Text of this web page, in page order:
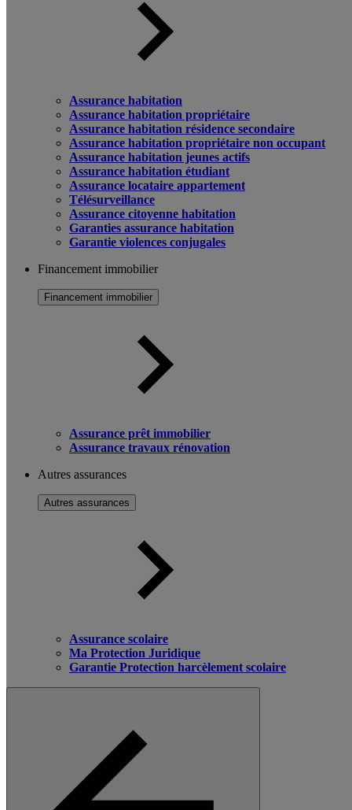
Assurance habitation
Assurance habitation propriétaire
Assurance habitation résidence secondaire
Assurance habitation propriétaire non occupant
Assurance habitation jeunes actifs
Assurance habitation étudiant
Assurance locataire appartement
Télésurveillance
Assurance citoyenne habitation
Garanties assurance habitation
Garantie violences conjugales
Financement immobilier
Financement immobilier
Assurance prêt immobilier
Assurance travaux rénovation
Autres assurances
Autres assurances
Assurance scolaire
Ma Protection Juridique
Garantie Protection harcèlement scolaire